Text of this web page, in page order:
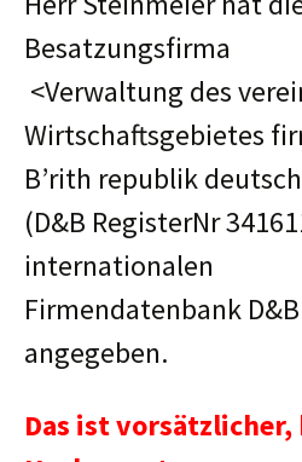
Besatzungsfirma
<Verwaltung des
Wirtschaftsgebietes
B’rith republik
(D&B RegisterNr
internationalen
Firmendatenbank
angegeben.
Das ist